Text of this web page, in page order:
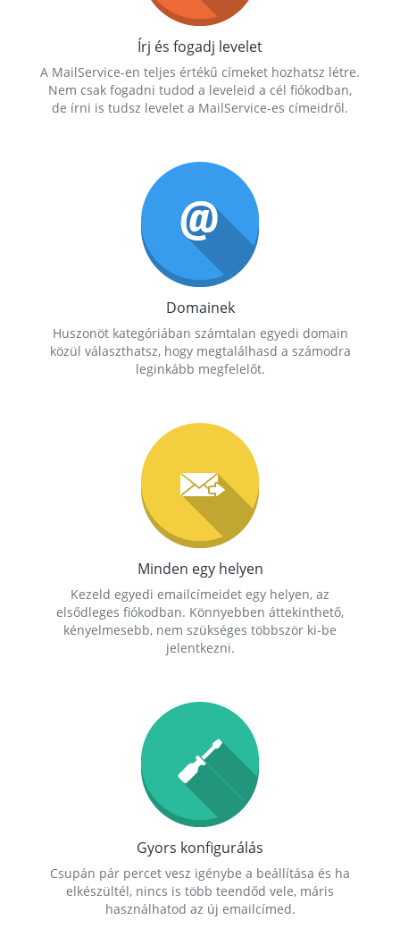
Írj és fogadj levelet
A MailService-en teljes értékű címeket hozhatsz létre.
Nem csak fogadni tudod a leveleid a cél fiókodban,
de írni is tudsz levelet a MailService-es címeidről.
Domainek
Huszonöt kategóriában számtalan egyedi domain
közül választhatsz, hogy megtalálhasd a számodra
leginkább megfelelőt.
Minden egy helyen
Kezeld egyedi emailcímeidet egy helyen, az
elsődleges fiókodban. Könnyebben áttekinthető,
kényelmesebb, nem szükséges többször ki-be
jelentkezni.
Gyors konfigurálás
Csupán pár percet vesz igénybe a beállítása és ha
elkészültél, nincs is több teendőd vele, máris
használhatod az új emailcímed.